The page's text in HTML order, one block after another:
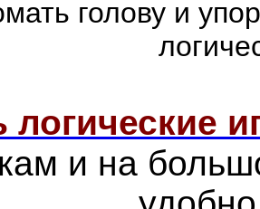
голову и
логические
и на